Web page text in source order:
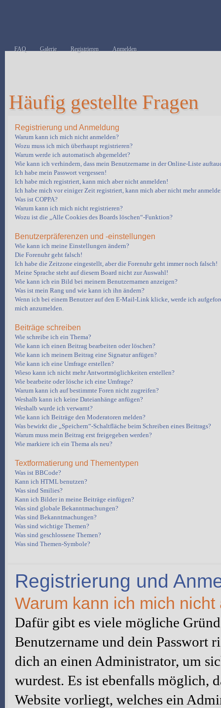
FAQ Galerie Registrieren Anmelden
Häufig gestellte Fragen
Registrierung und Anmeldung
Warum kann ich mich nicht anmelden?
Wozu muss ich mich überhaupt registrieren?
Warum werde ich automatisch abgemeldet?
Wie kann ich verhindern, dass mein Benutzername in der Online-Liste
Ich habe mein Passwort vergessen!
Ich habe mich registriert, kann mich aber nicht anmelden!
Ich habe mich vor einiger Zeit registriert, kann mich aber nicht mehr
Was ist COPPA?
Warum kann ich mich nicht registrieren?
Wozu ist die „Alle Cookies des Boards löschen“-Funktion?
Benutzerpräferenzen und -einstellungen
Wie kann ich meine Einstellungen ändern?
Die Forenuhr geht falsch!
Ich habe die Zeitzone eingestellt, aber die Forenuhr geht immer noch falsch!
Meine Sprache steht auf diesem Board nicht zur Auswahl!
Wie kann ich ein Bild bei meinem Benutzernamen anzeigen?
Was ist mein Rang und wie kann ich ihn ändern?
Wenn ich bei einem Benutzer auf den E-Mail-Link klicke, werde ich
mich anzumelden.
Beiträge schreiben
Wie schreibe ich ein Thema?
Wie kann ich einen Beitrag bearbeiten oder löschen?
Wie kann ich meinem Beitrag eine Signatur anfügen?
Wie kann ich eine Umfrage erstellen?
Wieso kann ich nicht mehr Antwortmöglichkeiten erstellen?
Wie bearbeite oder lösche ich eine Umfrage?
Warum kann ich auf bestimmte Foren nicht zugreifen?
Weshalb kann ich keine Dateianhänge anfügen?
Weshalb wurde ich verwarnt?
Wie kann ich Beiträge den Moderatoren melden?
Was bewirkt die „Speichern“-Schaltfläche beim Schreiben eines Beitrags?
Warum muss mein Beitrag erst freigegeben werden?
Wie markiere ich ein Thema als neu?
Textformatierung und Thementypen
Was ist BBCode?
Kann ich HTML benutzen?
Was sind Smilies?
Kann ich Bilder in meine Beiträge einfügen?
Was sind globale Bekanntmachungen?
Was sind Bekanntmachungen?
Was sind wichtige Themen?
Was sind geschlossene Themen?
Was sind Themen-Symbole?
Registrierung und
Warum kann ich mich nicht
Dafür gibt es viele mögliche
Benutzername und dein Passwort
dich an einen Administrator, um
wurdest. Es ist ebenfalls möglich,
Website vorliegt, welches ein